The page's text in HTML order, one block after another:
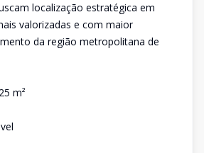
localização estratégica em
valorizadas e com maior
da região metropolitana de
m²